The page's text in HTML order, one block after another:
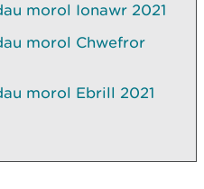
morol Ionawr 2021
morol Chwefror
morol Ebrill 2021